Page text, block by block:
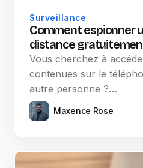
Surveillance
Comment espionner
distance
Vous cherchez à
contenues sur le
autre personne ?…
Maxence Rose